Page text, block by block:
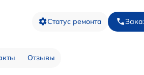
Статус ремонта
Отзывы